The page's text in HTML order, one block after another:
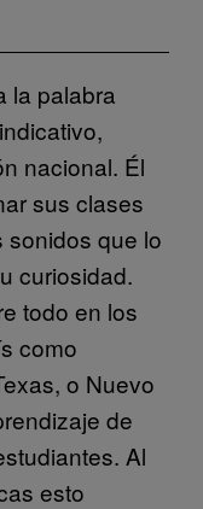
la palabra
nacional. Él
sus clases
que lo
curiosidad.
todo en los
como
o Nuevo
de
Al
esto